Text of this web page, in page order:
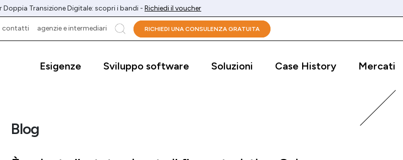
Doppia Transizione Digitale: scopri i bandi - Richiedi il voucher
contatti agenzie e intermediari cerca
RICHIEDI UNA CONSULENZA GRATUITA
Esigenze Sviluppo software Soluzioni Case History Mercati
Blog